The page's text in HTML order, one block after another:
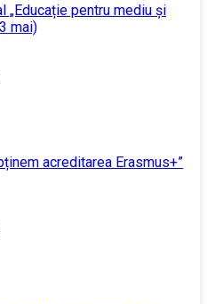
„Educație pentru mediu și
mai)
acreditarea Erasmus+”